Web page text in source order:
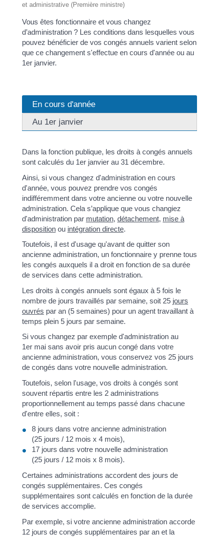
et administrative (Première ministre)
Vous êtes fonctionnaire et vous changez
d’administration ? Les conditions dans lesquelles vous
pouvez bénéficier de vos congés annuels varient selon
que ce changement s'effectue en cours d'année ou au
1erjanvier.
En cours d'année
Au 1er janvier
Dans la fonction publique, les droits à congés annuels
sont calculés du 1erjanvier au 31 décembre.
Ainsi, si vous changez d'administration en cours
d'année, vous pouvez prendre vos congés
indifféremment dans votre ancienne ou votre nouvelle
administration. Cela s’applique que vous changiez
d'administration par mutation, détachement, mise à
dispositionou intégration directe.
Toutefois, il est d'usage qu'avant de quitter son
ancienne administration, un fonctionnaire y prenne tous
les congés auxquels il a droit en fonction de sa durée
de services dans cette administration.
Les droits à congés annuels sont égaux à 5 fois le
nombre de jours travaillés par semaine, soit 25 jours
ouvrés par an (5 semaines) pour un agent travaillant à
temps plein 5 jours par semaine.
Si vous changez par exemple d'administration au
1ermai sans avoir pris aucun congé dans votre
ancienne administration, vous conservez vos 25 jours
de congés dans votre nouvelle administration.
Toutefois, selon l'usage, vos droits à congés sont
souvent répartis entre les 2 administrations
proportionnellement au temps passé dans chacune
d'entre elles, soit :
8 jours dans votre ancienne administration
(25 jours / 12 mois x 4 mois),
17 jours dans votre nouvelle administration
(25 jours / 12 mois x 8 mois).
Certaines administrations accordent des jours de
congés supplémentaires. Ces congés
supplémentaires sont calculés en fonction de la durée
de services accomplie.
Par exemple, si votre ancienne administration accorde
12 jours de congés supplémentaires par an et la